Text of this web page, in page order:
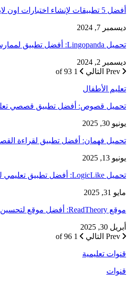
أفضل 5 تطبيقات لإنشاء اختبارات اون لاين للاندرويد
ديسمبر 7, 2024
تحميل Lingopanda: أفضل تطبيق لممارسة اللغة الإنجليزية…
ديسمبر 2, 2024
التالي 1 of 93
تعليم الأطفال
تحميل قصوص: أفضل تطبيق قصصي
يونيو 30, 2025
تحميل فهمان: أفضل تطبيق لقراءة
يونيو 13, 2025
تحميل LogicLike: أفضل تطبيق تعليمي للأطفال من 3 سنين فما…
مايو 31, 2025
موقع ReadTheory: أفضل موقع لتحسين القراءة لدى الأطفال!
أبريل 30, 2025
التالي 1 of 96
قنوات تعليمية
قنوات